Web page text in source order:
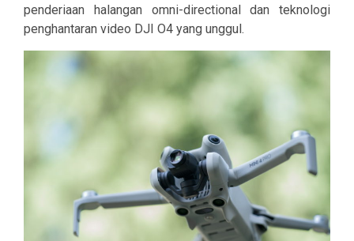
penderiaan halangan omni-directional dan teknologi
penghantaran video DJI O4 yang unggul.